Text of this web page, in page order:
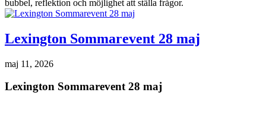
bubbel, reflektion och möjlighet att ställa frågor.
Lexington Sommarevent 28 maj
maj 11, 2026
Lexington Sommarevent 28 maj